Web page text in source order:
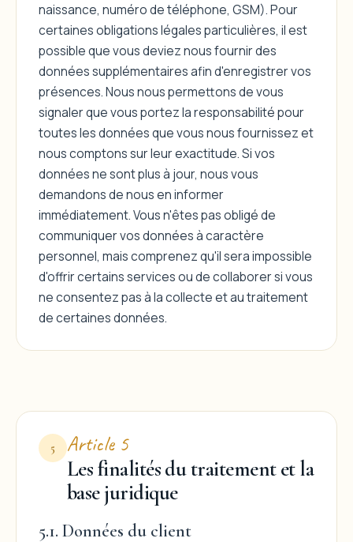
naissance, numéro de téléphone, GSM). Pour
certaines obligations légales particulières, il est
possible que vous deviez nous fournir des
données supplémentaires afin d'enregistrer vos
présences. Nous nous permettons de vous
signaler que vous portez la responsabilité pour
toutes les données que vous nous fournissez et
nous comptons sur leur exactitude. Si vos
données ne sont plus à jour, nous vous
demandons de nous en informer
immédiatement. Vous n'êtes pas obligé de
communiquer vos données à caractère
personnel, mais comprenez qu'il sera impossible
d'offrir certains services ou de collaborer si vous
ne consentez pas à la collecte et au traitement
de certaines données.
5
Article 5
Les finalités du traitement et la
base juridique
5.1. Données du client